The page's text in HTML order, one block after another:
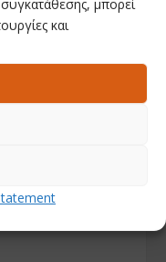
μπορεί
και